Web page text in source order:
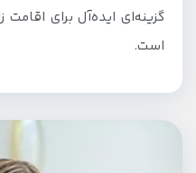
گزینه‌ای ایده‌آل برای
است.